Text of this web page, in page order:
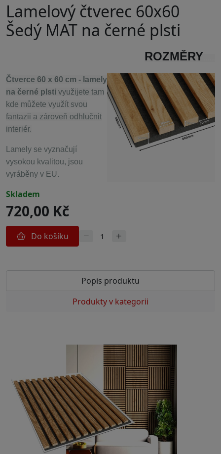
Lamelový čtverec 60x60
Šedý MAT na černé plsti
ROZMĚRY
Čtverce 60 x 60 cm - lamely
na černé plsti využijete tam
kde můžete využít svou
fantazii a zároveň odhlučnit
interiér.
Lamely se vyznačují
vysokou kvalitou, jsou
vyráběny v EU.
skladem
720,00 Kč
Do košíku
Popis produktu
Produkty v kategorii